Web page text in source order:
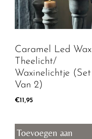
Caramel Led Wax
Theelicht/
Waxinelichtje (set
Van 2)
€11,95
Toevoegen aan